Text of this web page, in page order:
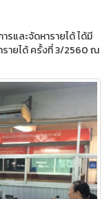
รและจัดหารายได้ ได้มี
รายได้ ครั้งที่ 3/2560 ณ